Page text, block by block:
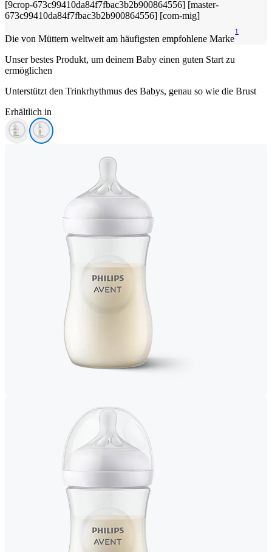
Die von Müttern weltweit am häufigsten empfohlene Marke
1
Unser bestes Produkt, um deinem Baby einen guten Start zu
ermöglichen
Unterstützt den Trinkrhythmus des Babys, genau so wie die Brust
Erhältlich in